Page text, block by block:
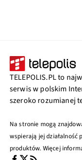
TELEPOLIS.PL to
serwis w polskim
szeroko rozumianej
Na stronie mogą
wspierają jej działalność
produktów. Więcej